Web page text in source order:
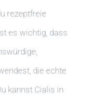
rezeptfreie
es wichtig, dass
die echte
kannst Cialis in